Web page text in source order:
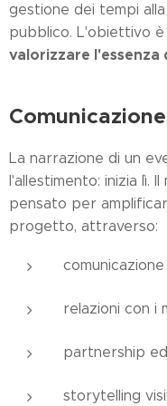
gestione dei tempi
pubblico. L'obiettivo
valorizzare l'essenza
La narrazione di un
l'allestimento: inizia lì.
pensato per
progetto, attraverso:
relazioni con i
partnership
storytelling